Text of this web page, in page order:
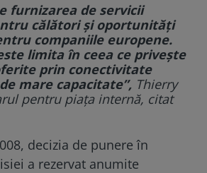
furnizarea de servicii
călători şi oportunităţi
companiile europene.
limita în ceea ce priveşte
prin conectivitate
mare capacitate”, Thierry
pentru piaţa internă, citat
decizia de punere în
a rezervat anumite